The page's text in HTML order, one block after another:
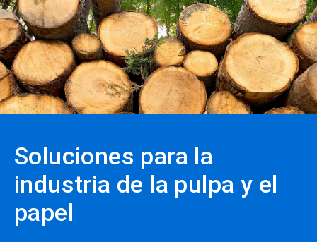
Soluciones para la
industria de la pulpa y el
papel